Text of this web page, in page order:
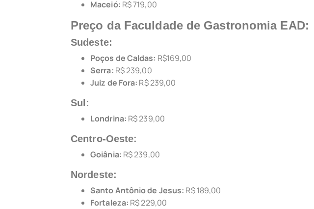
Maceió: R$ 719,00
Preço da Faculdade de Gastronomia EAD:
Sudeste:
Poços de Caldas: R$169,00
Serra: R$ 239,00
Juiz de Fora: R$ 239,00
Sul:
Londrina: R$ 239,00
Centro-Oeste:
Goiânia: R$ 239,00
Nordeste:
Santo Antônio de Jesus: R$ 189,00
Fortaleza: R$ 229,00